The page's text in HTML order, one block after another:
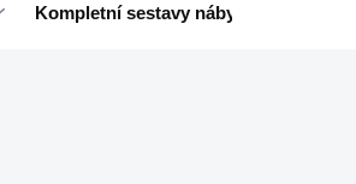
Kompletní sestavy nábytku